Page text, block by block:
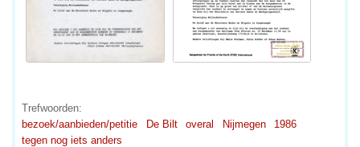
Trefwoorden:
bezoek/aanbieden/petitie
De Bilt overal Nijmegen
1986
tegen nog iets anders